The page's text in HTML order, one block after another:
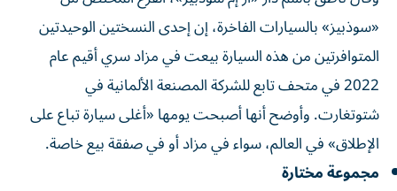
«سوذبيز» بالسيارات الفاخرة، إن إحدى النسختين الوحيدتين
المتوافرتين من هذه السيارة بيعت في مزاد سري أقيم عام
2022 في متحف تابع للشركة المصنعة الألمانية في
شتوتغارت. وأوضح أنها أصبحت يومها «أغلى سيارة تباع على
الإطلاق» في العالم، سواء في مزاد أو في صفقة بيع خاصة.
مجموعة مختارة